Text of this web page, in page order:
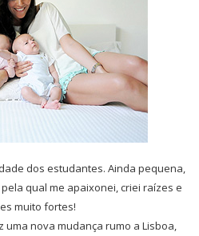
dos estudantes. Ainda pequena,
qual me apaixonei, criei raízes e
muito fortes!
uma nova mudança rumo a Lisboa,